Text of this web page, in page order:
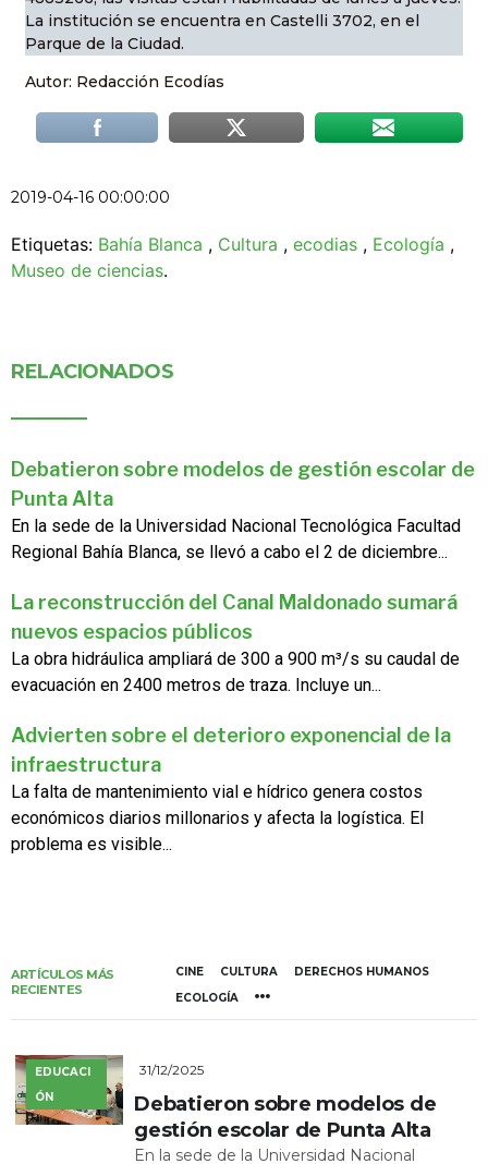
La institución se encuentra en Castelli 3702, en el
Parque de la Ciudad.
Autor: Redacción Ecodías
2019-04-16 00:00:00
Etiquetas: Bahía Blanca , Cultura , ecodias , Ecología ,
Museo de ciencias.
RELACIONADOS
Debatieron sobre modelos de gestión escolar de
Punta Alta
En la sede de la Universidad Nacional Tecnológica Facultad
Regional Bahía Blanca, se llevó a cabo el 2 de diciembre...
La reconstrucción del Canal Maldonado sumará
nuevos espacios públicos
La obra hidráulica ampliará de 300 a 900 m³/s su caudal de
evacuación en 2400 metros de traza. Incluye un...
Advierten sobre el deterioro exponencial de la
infraestructura
La falta de mantenimiento vial e hídrico genera costos
económicos diarios millonarios y afecta la logística. El
problema es visible...
ARTÍCULOS MÁS
RECIENTES
CINE CULTURA
DERECHOS HUMANOS
ECOLOGÍA
EDUCACI
ÓN
31/12/2025
Debatieron sobre modelos de
gestión escolar de Punta Alta
En la sede de la Universidad Nacional